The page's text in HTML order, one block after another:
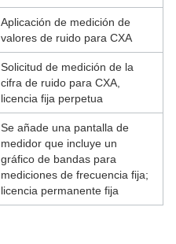
Aplicación de medición de
valores de ruido para CXA
Solicitud de medición de la
cifra de ruido para CXA,
licencia fija perpetua
Se añade una pantalla de
medidor que incluye un
gráfico de bandas para
mediciones de frecuencia fija;
licencia permanente fija